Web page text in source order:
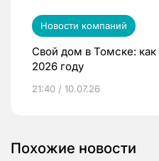
Новости компаний
Свой дом в Томске: как
2026 году
21:40 / 10.07.26
Похожие новости